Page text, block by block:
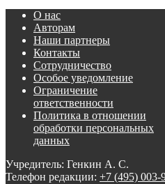
О нас
Авторам
Наши партнеры
Контакты
Сотрудничество
Особое уведомление
Ограничение
ответственности
Политика в отношении
обработки персональных
данных
Учредитель: Генкин А. С.
Телефон редакции: +7 (495) 003-